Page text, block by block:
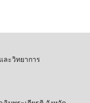
ะวิทยาการ